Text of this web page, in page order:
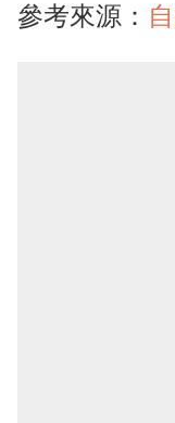
參考來源：